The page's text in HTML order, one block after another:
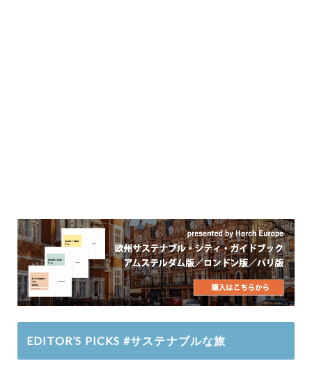
EDITOR’S PICKS #サステナブルな旅